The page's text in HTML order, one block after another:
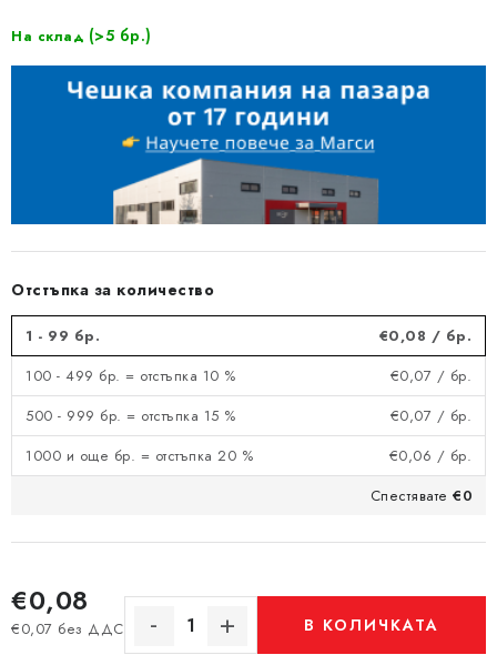
На склад (>5 бр.)
Отстъпка за количество
1 - 99 бр. €0,08 / бр.
100 - 499 бр. = отстъпка 10 %
€0,07 / бр.
500 - 999 бр. = отстъпка 15 %
€0,07 / бр.
1000 и още бр. = отстъпка 20 %
€0,06 / бр.
Спестявате €0
€0,08
€0,07 без ДДС
Измерване на цената:
В КОЛИЧКАТА